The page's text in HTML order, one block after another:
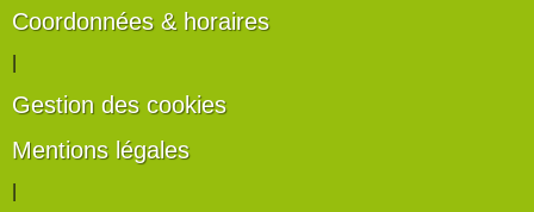
Coordonnées & horaires
Gestion des cookies
Mentions légales